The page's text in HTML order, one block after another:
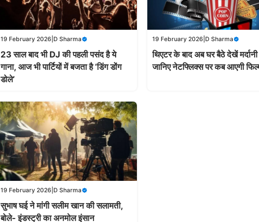
19 February 2026 D Sharma
23 साल बाद भी DJ की पहली पसंद है ये
गाना, आज भी पार्टियों में बजता है ‘डिंग डोंग
डोले’
19 February 2026 D Sharma
थिएटर के बाद अब घर बैठे देखें
जानिए नेटफ्लिक्स पर कब आएगी
19 February 2026 D Sharma
सुभाष घई ने मांगी सलीम खान की सलामती,
बोले- इंडस्ट्री का अनमोल इंसान